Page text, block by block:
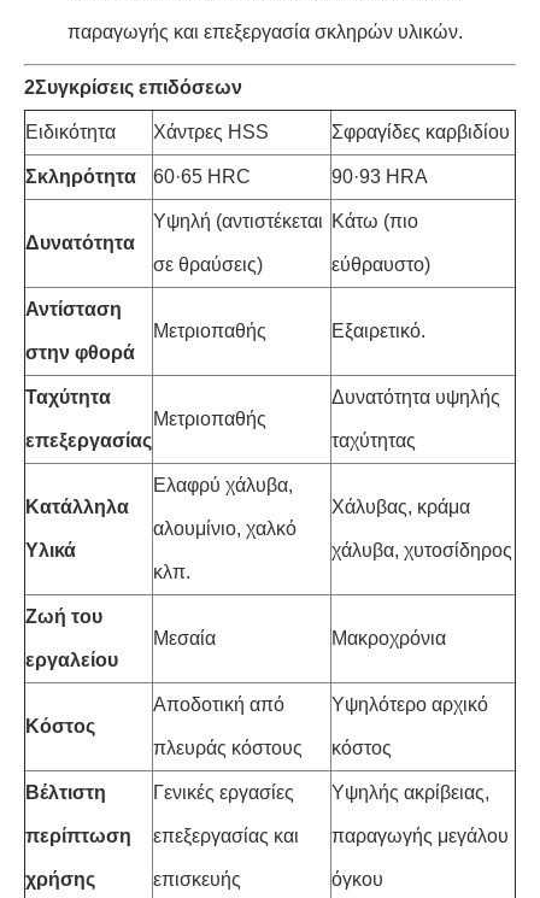
παραγωγής και επεξεργασία σκληρών υλικών.
2Συγκρίσεις επιδόσεων
Ειδικότητα Χάντρες HSS Σφραγίδες καρβιδίου
Σκληρότητα 60·65 HRC 90·93 HRA
Δυνατότητα
Υψηλή (αντιστέκεται
σε θραύσεις)
Κάτω (πιο
εύθραυστο)
Αντίσταση
στην φθορά
Μετριοπαθής Εξαιρετικό.
Ταχύτητα
επεξεργασίας
Μετριοπαθής
Δυνατότητα υψηλής
ταχύτητας
Κατάλληλα
Υλικά
Ελαφρύ χάλυβα,
αλουμίνιο, χαλκό
κλπ.
Χάλυβας, κράμα
χάλυβα, χυτοσίδηρος
Ζωή του
εργαλείου
Μεσαία Μακροχρόνια
Κόστος
Αποδοτική από
πλευράς κόστους
Υψηλότερο αρχικό
κόστος
Βέλτιστη
περίπτωση
χρήσης
Γενικές εργασίες
επεξεργασίας και
επισκευής
Υψηλής ακρίβειας,
παραγωγής μεγάλου
όγκου